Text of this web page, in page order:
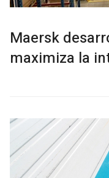
Maersk
maximiza la